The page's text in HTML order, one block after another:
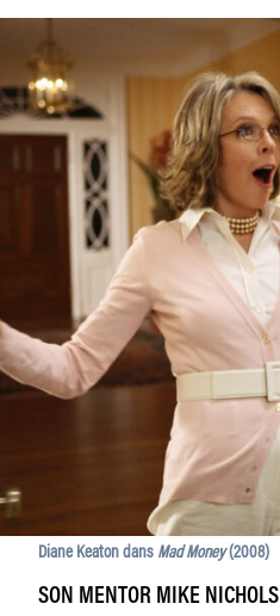
Diane Keaton dansMad Money(2008)
SON MENTOR MIKE NICHOLS